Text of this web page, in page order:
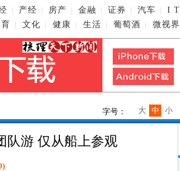
产经 房产 金融 证券 汽车 I T
文化 健康 生活 葡萄酒 微视界
字号： 小
中
大
队游 仅从船上参观
)